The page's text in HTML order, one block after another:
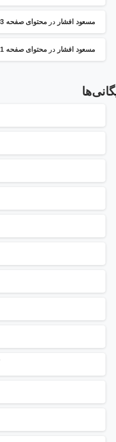
مسعود افشار در محتوای صفحه 593
مسعود افشار در محتوای صفحه 1